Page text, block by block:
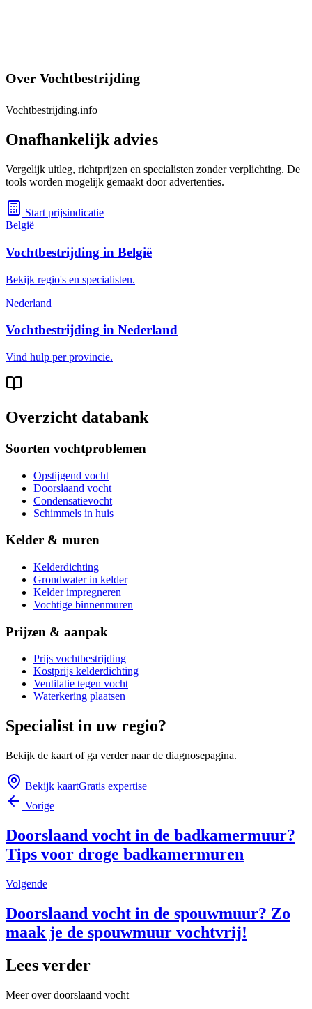
Over Vochtbestrijding
Vochtbestrijding.info
Onafhankelijk advies
Vergelijk uitleg, richtprijzen en specialisten zonder verplichting. De
tools worden mogelijk gemaakt door advertenties.
Start prijsindicatie
België
Vochtbestrijding in België
Bekijk regio's en specialisten.
Nederland
Vochtbestrijding in Nederland
Vind hulp per provincie.
Overzicht databank
Soorten vochtproblemen
Opstijgend vocht
Doorslaand vocht
Condensatievocht
Schimmels in huis
Kelder & muren
Kelderdichting
Grondwater in kelder
Kelder impregneren
Vochtige binnenmuren
Prijzen & aanpak
Prijs vochtbestrijding
Kostprijs kelderdichting
Ventilatie tegen vocht
Waterkering plaatsen
Specialist in uw regio?
Bekijk de kaart of ga verder naar de diagnosepagina.
Bekijk kaartGratis expertise
Vorige
Doorslaand vocht in de badkamermuur?
Tips voor droge badkamermuren
Volgende
Doorslaand vocht in de spouwmuur? Zo
maak je de spouwmuur vochtvrij!
Lees verder
Meer overdoorslaand vocht